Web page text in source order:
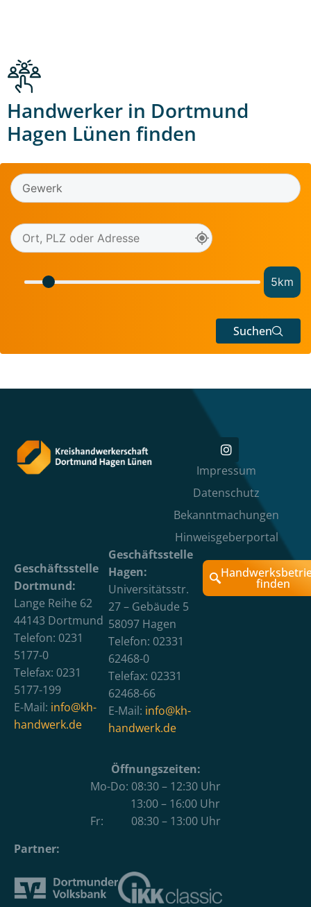
Handwerker in Dortmund
Hagen Lünen finden
5km
Suchen
Impressum
Datenschutz
Bekanntmachungen
Hinweisgeberportal
Geschäftsstelle
Dortmund:
Lange Reihe 62
44143 Dortmund
Telefon: 0231
5177-0
Telefax: 0231
5177-199
E-Mail: info@kh-
handwerk.de
Geschäftsstelle
Hagen:
Universitätsstr.
27 – Gebäude 5
58097 Hagen
Telefon: 02331
62468-0
Telefax: 02331
62468-66
E-Mail: info@kh-
handwerk.de
finden
Öffnungszeiten:
Mo-Do: 08:30 – 12:30 Uhr
13:00 – 16:00 Uhr
Fr: 08:30 – 13:00 Uhr
Partner: